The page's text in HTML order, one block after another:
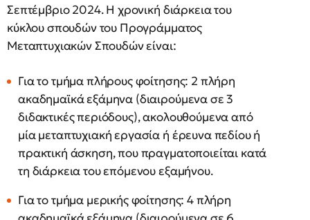
Σεπτέμβριο 2024. Η χρονική διάρκεια του
κύκλου σπουδών του Προγράμματος
Μεταπτυχιακών Σπουδών είναι:
Για το τμήμα πλήρους φοίτησης: 2 πλήρη
ακαδημαϊκά εξάμηνα (διαιρούμενα σε 3
διδακτικές περιόδους), ακολουθούμενα από
μία μεταπτυχιακή εργασία ή έρευνα πεδίου ή
πρακτική άσκηση, που πραγματοποιείται κατά
τη διάρκεια του επόμενου εξαμήνου.
Για το τμήμα μερικής φοίτησης: 4 πλήρη